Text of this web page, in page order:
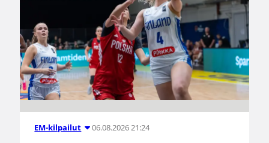
EM-kilpailut 06.08.2026 21:24